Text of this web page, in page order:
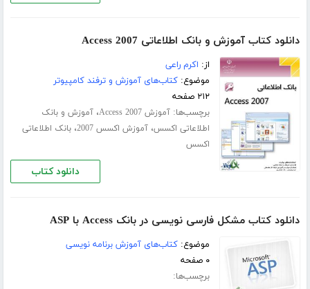
دانلود کتاب آموزش و بانک اطلاعاتی Access 2007
از: اکرم راعی
موضوع:کتاب‌های آموزش و ترفند کامپیوتر
۲۱۲ صفحه
برچسب‌ها:آموزش Access 2007 ،آموزش و بانک
اطلاعاتی اکسس،آموزش اکسس 2007 ،بانک اطلاعاتی
اکسس
دانلود کتاب
دانلود کتاب مشکل فارسی نویسی در بانک Access با ASP
موضوع:کتاب‌های آموزش برنامه نویسی
۰ صفحه
برچسب‌ها: